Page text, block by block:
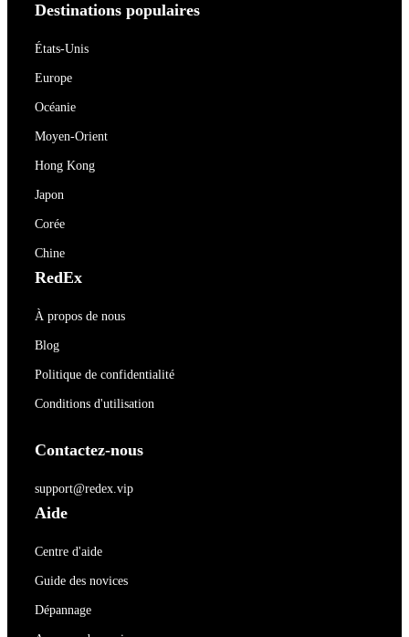
Destinations populaires
États-Unis
Europe
Océanie
Moyen-Orient
Hong Kong
Japon
Corée
Chine
RedEx
À propos de nous
Blog
Politique de confidentialité
Conditions d'utilisation
Contactez-nous
support@redex.vip
Aide
Centre d'aide
Guide des novices
Dépannage